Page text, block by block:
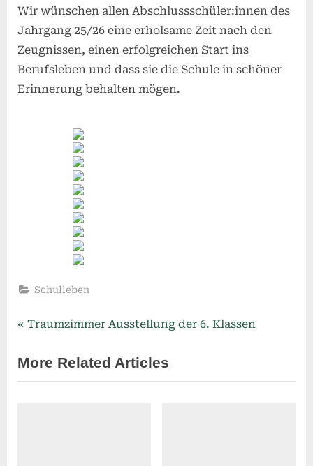
Wir wünschen allen Abschlussschüler:innen des
Jahrgang 25/26 eine erholsame Zeit nach den
Zeugnissen, einen erfolgreichen Start ins
Berufsleben und dass sie die Schule in schöner
Erinnerung behalten mögen.
Schulleben
Beitragsnavigation
P
e
v
Traumzimmer Ausstellung der 6. Klassen
More Related Articles